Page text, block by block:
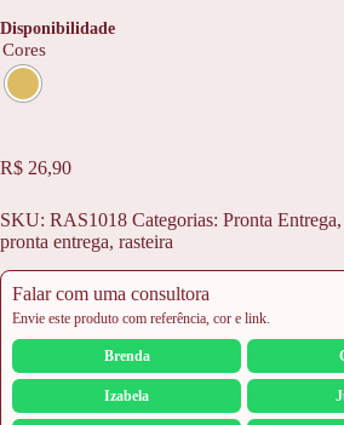
Disponibilidade
Cores
R$ 26,90
SKU: RAS1018 Categorias: Pronta Entrega,
pronta entrega, rasteira
Falar com uma consultora
Envie este produto com referência, cor e link.
Brenda
Izabela